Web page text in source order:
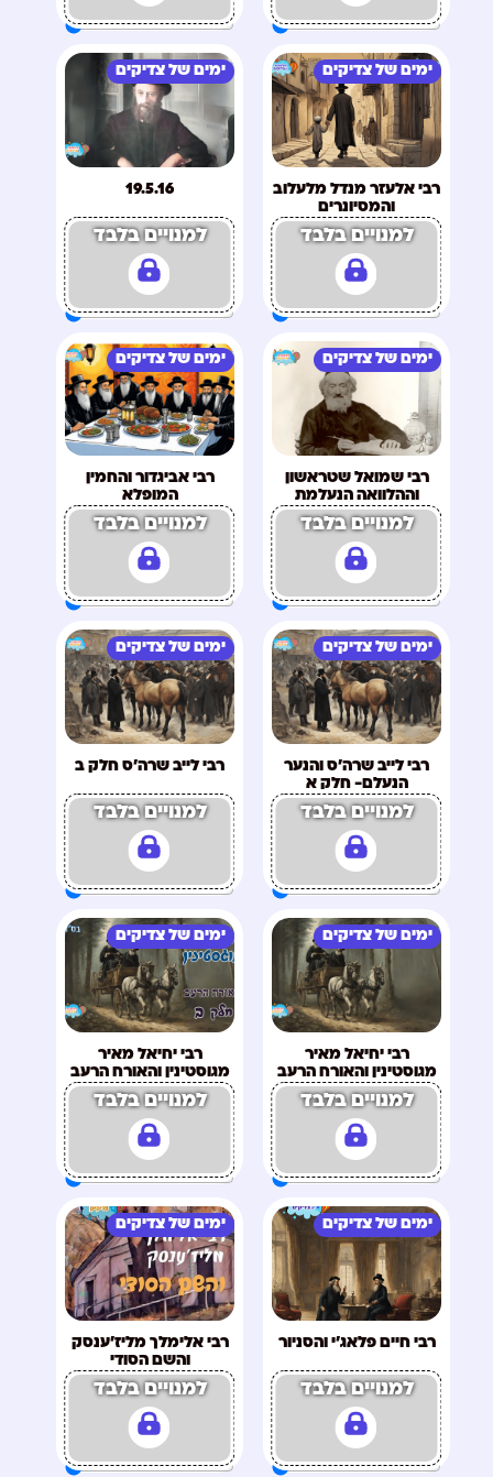
ימים של צדיקים
רבי אלעזר מנדל מלעלוב
והמסיונרים
למנויים בלבד
ימים של צדיקים
19.5.16
למנויים בלבד
ימים של צדיקים
רבי שמואל שטראשון
וההלוואה הנעלמת
למנויים בלבד
ימים של צדיקים
רבי אביגדור והחמין
המופלא
למנויים בלבד
ימים של צדיקים
רבי לייב שרה'ס והנער
הנעלם- חלק א
למנויים בלבד
ימים של צדיקים
רבי לייב שרה'ס חלק ב
למנויים בלבד
ימים של צדיקים
רבי יחיאל מאיר
מגוסטינין והאורח הרעב
חלק א
למנויים בלבד
ימים של צדיקים
רבי יחיאל מאיר
מגוסטינין והאורח הרעב
חלק ב
למנויים בלבד
ימים של צדיקים
רבי חיים פלאג'י והסניור
למנויים בלבד
ימים של צדיקים
רבי אלימלך מליז'ענסק
והשם הסודי
למנויים בלבד